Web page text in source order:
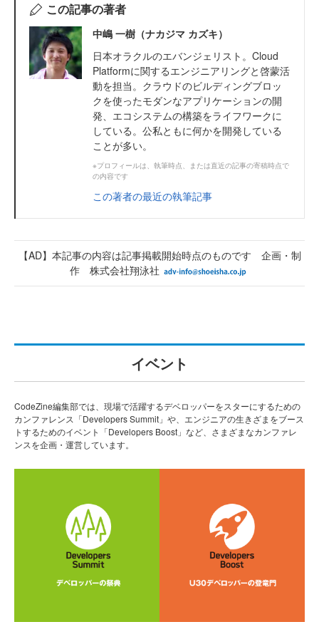
この記事の著者
中嶋 一樹（ナカジマ カズキ）
日本オラクルのエバンジェリスト。Cloud
Platformに関するエンジニアリングと啓蒙活
動を担当。クラウドのビルディングブロッ
クを使ったモダンなアプリケーションの開
発、エコシステムの構築をライフワークに
している。公私ともに何かを開発している
ことが多い。
※プロフィールは、執筆時点、または直近の記事の寄稿時点で
の内容です
この著者の最近の執筆記事
【AD】本記事の内容は記事掲載開始時点のものです 企画・制
作 株式会社翔泳社
イベント
CodeZine編集部では、現場で活躍するデベロッパーをスターにするための
カンファレンス「Developers Summit」や、エンジニアの生きざまをブース
トするためのイベント「Developers Boost」など、さまざまなカンファレ
ンスを企画・運営しています。